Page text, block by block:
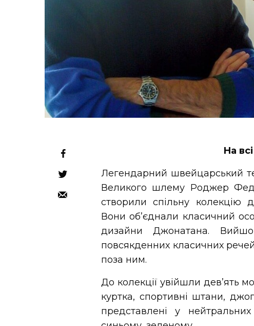
На
Легендарний швейцарський
Великого шлему Роджер
створили спільну колекцію
Вони об’єднали класичний
дизайни Джонатана.
повсякденних класичних
поза ним.
До колекції увійшли дев’ять
куртка, спортивні штани,
представлені у